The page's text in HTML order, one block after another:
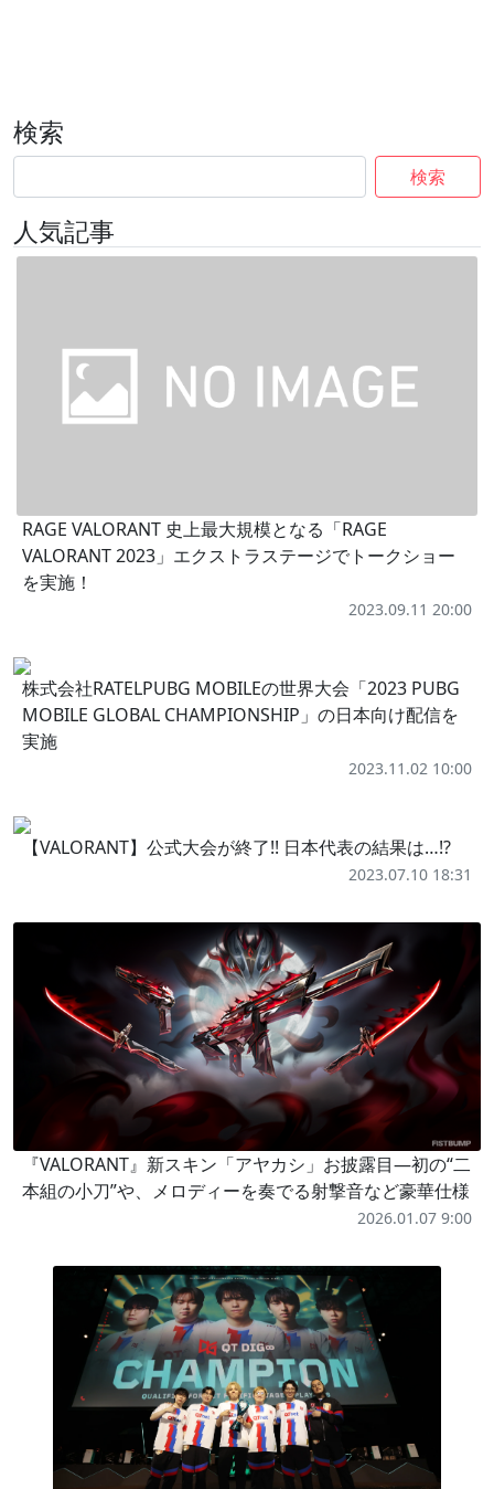
検索
検索
人気記事
RAGE VALORANT 史上最大規模となる「RAGE
VALORANT 2023」エクストラステージでトークショー
を実施！
2023.09.11 20:00
株式会社RATELPUBG MOBILEの世界大会「2023 PUBG
MOBILE GLOBAL CHAMPIONSHIP」の日本向け配信を
実施
2023.11.02 10:00
【VALORANT】公式大会が終了!! 日本代表の結果は…!?
2023.07.10 18:31
『VALORANT』新スキン「アヤカシ」お披露目―初の“二
本組の小刀”や、メロディーを奏でる射撃音など豪華仕様
2026.01.07 9:00